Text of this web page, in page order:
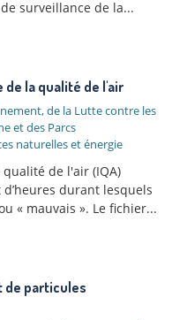
surveillance de la...
de la qualité de l'air
de la Lutte contre les
et des Parcs
naturelles et énergie
de l'air (IQA)
durant lesquels
« mauvais ». Le fichier...
de particules